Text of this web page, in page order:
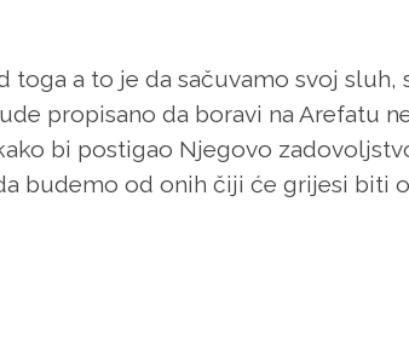
toga a to je da sačuvamo svoj sluh,
propisano da boravi na Arefatu
bi postigao Njegovo
budemo od onih čiji će grijesi biti